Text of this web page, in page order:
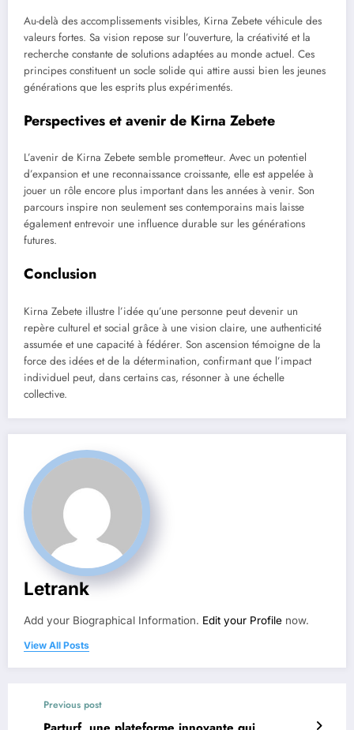
Au-delà des accomplissements visibles, Kirna Zebete véhicule des
valeurs fortes. Sa vision repose sur l’ouverture, la créativité et la
recherche constante de solutions adaptées au monde actuel. Ces
principes constituent un socle solide qui attire aussi bien les jeunes
générations que les esprits plus expérimentés.
Perspectives et avenir de Kirna Zebete
L’avenir de Kirna Zebete semble prometteur. Avec un potentiel
d’expansion et une reconnaissance croissante, elle est appelée à
jouer un rôle encore plus important dans les années à venir. Son
parcours inspire non seulement ses contemporains mais laisse
également entrevoir une influence durable sur les générations
futures.
Conclusion
Kirna Zebete illustre l’idée qu’une personne peut devenir un
repère culturel et social grâce à une vision claire, une authenticité
assumée et une capacité à fédérer. Son ascension témoigne de la
force des idées et de la détermination, confirmant que l’impact
individuel peut, dans certains cas, résonner à une échelle
collective.
Letrank
Add your Biographical Information. Edit your Profile now.
View All Posts
Previous post